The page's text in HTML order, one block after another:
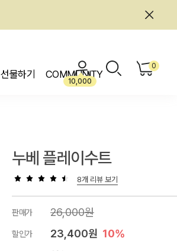
선물하기 COMMUNITY
10,000
0
누베 플레이수트
8개 리뷰 보기
판매가 26,000원
할인가 23,400원 10%